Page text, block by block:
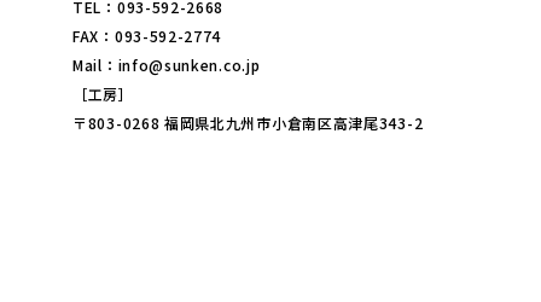
TEL：093-592-2668
FAX：093-592-2774
Mail：info@sunken.co.jp
［工房］
〒803-0268 福岡県北九州市小倉南区高津尾343-2